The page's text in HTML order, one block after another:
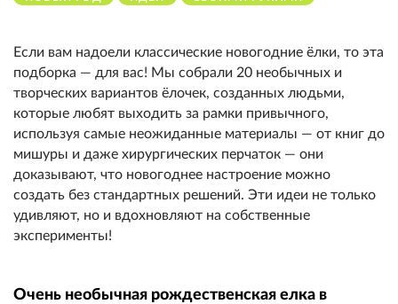
Если вам надоели классические новогодние ёлки, то эта
подборка — для вас! Мы собрали 20 необычных и
творческих вариантов ёлочек, созданных людьми,
которые любят выходить за рамки привычного,
используя самые неожиданные материалы — от книг до
мишуры и даже хирургических перчаток — они
доказывают, что новогоднее настроение можно
создать без стандартных решений. Эти идеи не только
удивляют, но и вдохновляют на собственные
эксперименты!
Очень необычная рождественская елка в